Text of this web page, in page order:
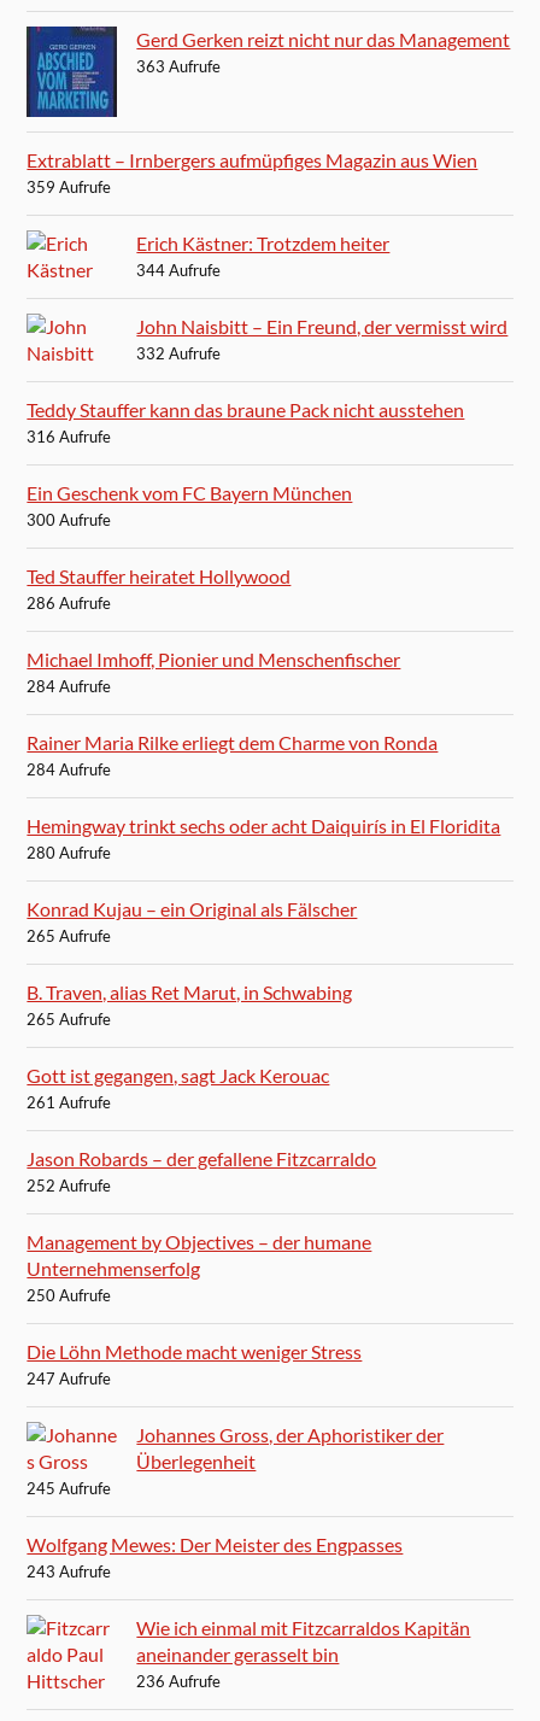
Gerd Gerken reizt nicht nur das Management
363 Aufrufe
Extrablatt – Irnbergers aufmüpfiges Magazin aus Wien
359 Aufrufe
Erich Kästner: Trotzdem heiter
344 Aufrufe
John Naisbitt – Ein Freund, der vermisst wird
332 Aufrufe
Teddy Stauffer kann das braune Pack nicht ausstehen
316 Aufrufe
Ein Geschenk vom FC Bayern München
300 Aufrufe
Ted Stauffer heiratet Hollywood
286 Aufrufe
Michael Imhoff, Pionier und Menschenfischer
284 Aufrufe
Rainer Maria Rilke erliegt dem Charme von Ronda
284 Aufrufe
Hemingway trinkt sechs oder acht Daiquirís in El Floridita
280 Aufrufe
Konrad Kujau – ein Original als Fälscher
265 Aufrufe
B. Traven, alias Ret Marut, in Schwabing
265 Aufrufe
Gott ist gegangen, sagt Jack Kerouac
261 Aufrufe
Jason Robards – der gefallene Fitzcarraldo
252 Aufrufe
Management by Objectives – der humane
Unternehmenserfolg
250 Aufrufe
Die Löhn Methode macht weniger Stress
247 Aufrufe
Johannes Gross, der Aphoristiker der
Überlegenheit
245 Aufrufe
Wolfgang Mewes: Der Meister des Engpasses
243 Aufrufe
Wie ich einmal mit Fitzcarraldos Kapitän
aneinander gerasselt bin
236 Aufrufe